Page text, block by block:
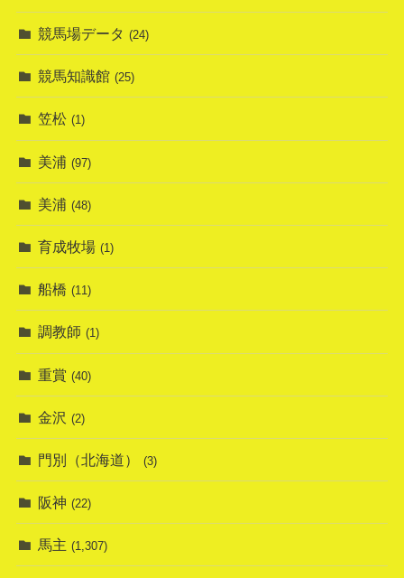
競馬場データ (24)
競馬知識館 (25)
笠松 (1)
美浦 (97)
美浦 (48)
育成牧場 (1)
船橋 (11)
調教師 (1)
重賞 (40)
金沢 (2)
門別（北海道） (3)
阪神 (22)
馬主 (1,307)